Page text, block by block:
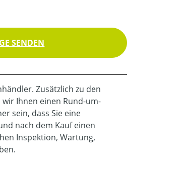
SENDEN
Zusätzlich zu den
Ihnen einen Rund-um-
sein, dass Sie eine
nach dem Kauf einen
Inspektion, Wartung,